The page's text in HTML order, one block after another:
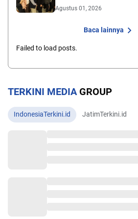
Agustus 01, 2026
Baca lainnya
Failed to load posts.
TERKINI MEDIAGROUP
IndonesiaTerkini.id JatimTerkini.id